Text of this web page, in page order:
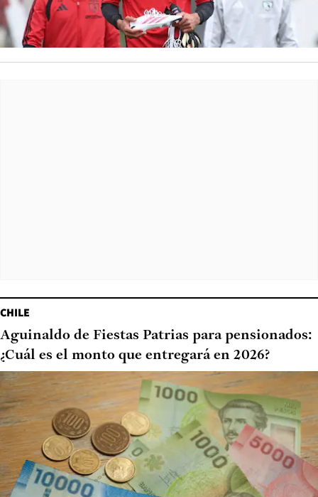
CHILE
Aguinaldo de Fiestas Patrias para pensionados:
¿Cuál es el monto que entregará en 2026?